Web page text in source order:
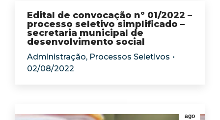
Edital de convocação nº 01/2022 –
processo seletivo simplificado –
secretaria municipal de
desenvolvimento social
Administração, Processos Seletivos
02/08/2022
ago